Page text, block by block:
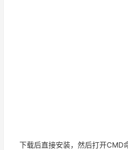
下载后直接安装，然后打开CMD